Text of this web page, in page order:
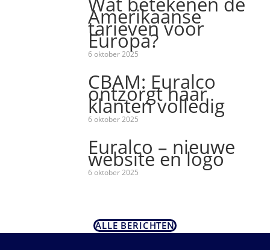
Amerikaanse
tarieven voor
Europa?
6 oktober 2025
CBAM: Euralco
ontzorgt haar
klanten volledig
6 oktober 2025
Euralco – nieuwe
website en logo
6 oktober 2025
ALLE BERICHTEN